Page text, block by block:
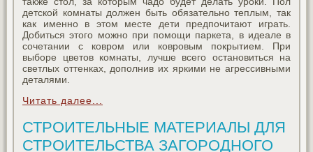
детской комнаты должен быть обязательно теплым, так
как именно в этом месте дети предпочитают играть.
Добиться этого можно при помощи паркета, в идеале в
сочетании с ковром или ковровым покрытием. При
выборе цветов комнаты, лучше всего остановиться на
светлых оттенках, дополнив их яркими не агрессивными
деталями.
Читать далее...
СТРОИТЕЛЬНЫЕ МАТЕРИАЛЫ ДЛЯ
СТРОИТЕЛЬСТВА ЗАГОРОДНОГО